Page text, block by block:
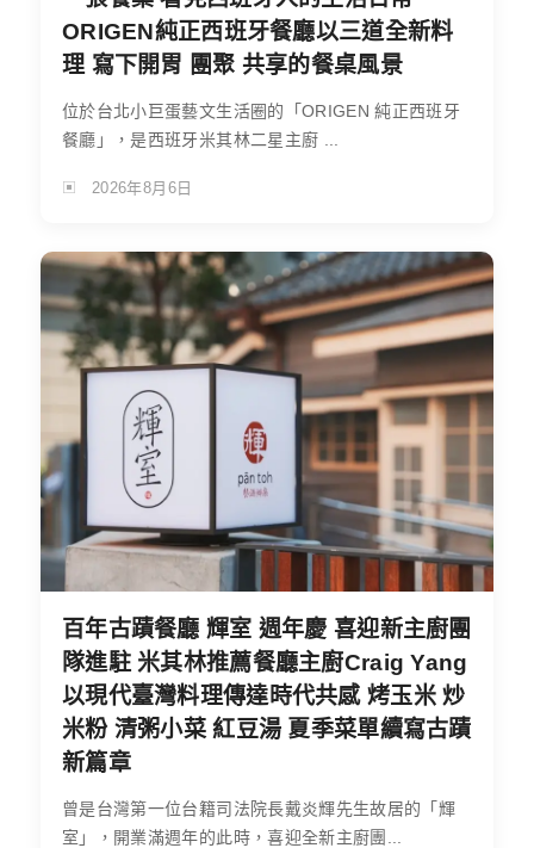
ORIGEN純正西班牙餐廳以三道全新料
理 寫下開胃 團聚 共享的餐桌風景
位於台北小巨蛋藝文生活圈的「ORIGEN 純正西班牙
餐廳」，是西班牙米其林二星主廚 ...
2026年8月6日
百年古蹟餐廳 輝室 週年慶 喜迎新主廚團
隊進駐 米其林推薦餐廳主廚Craig Yang
以現代臺灣料理傳達時代共感 烤玉米 炒
米粉 清粥小菜 紅豆湯 夏季菜單續寫古蹟
新篇章
曾是台灣第一位台籍司法院長戴炎輝先生故居的「輝
室」，開業滿週年的此時，喜迎全新主廚團...